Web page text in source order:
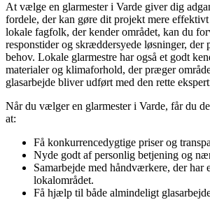
At vælge en glarmester i Varde giver dig
fordele, der kan gøre dit projekt mere
lokale fagfolk, der kender området, kan du
responstider og skræddersyede løsninger, der
behov. Lokale glarmestre har også et godt
materialer og klimaforhold, der præger
glasarbejde bliver udført med den rette
Når du vælger en glarmester i Varde, får du
at:
Få konkurrencedygtige priser og
Nyde godt af personlig betjening og
Samarbejde med håndværkere, der har
lokalområdet.
Få hjælp til både almindeligt